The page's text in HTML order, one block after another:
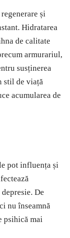
și
Hidratarea
de calitate
armurariul,
susținerea
stil de viață
acumularea de
pot influența și
De
nu înseamnă
psihică mai